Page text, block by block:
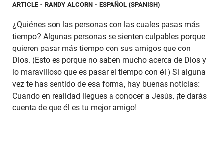
ARTICLE - RANDY ALCORN - ESPAÑOL (SPANISH)
¿Quiénes son las personas con las cuales pasas más
tiempo? Algunas personas se sienten culpables porque
quieren pasar más tiempo con sus amigos que con
Dios. (Esto es porque no saben mucho acerca de Dios y
lo maravilloso que es pasar el tiempo con él.) Si alguna
vez te has sentido de esa forma, hay buenas noticias:
Cuando en realidad llegues a conocer a Jesús, ¡te darás
cuenta de que él es tu mejor amigo!